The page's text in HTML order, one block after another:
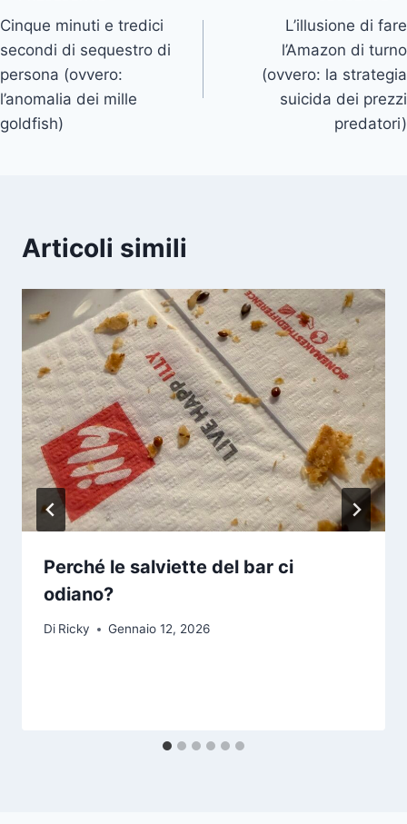
articoli
Cinque minuti e tredici
secondi di sequestro di
persona (ovvero:
l’anomalia dei mille
goldfish)
L’illusione di fare
l’Amazon di turno
(ovvero: la strategia
suicida dei prezzi
predatori)
Articoli simili
Perché le salviette del bar ci
odiano?
Di Ricky Gennaio 12, 2026